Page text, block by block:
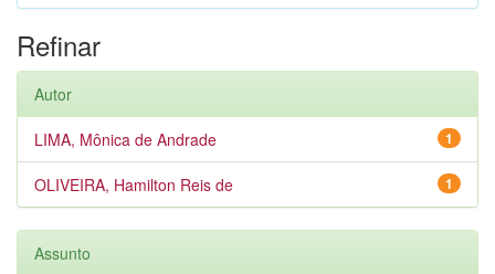
Refinar
Autor
1
LIMA, Mônica de Andrade
1
OLIVEIRA, Hamilton Reis de
Assunto